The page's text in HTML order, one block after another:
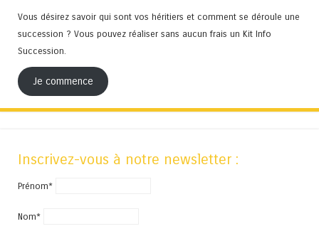
Vous désirez savoir qui sont vos héritiers et comment se déroule une
succession ? Vous pouvez réaliser sans aucun frais un Kit Info
Succession.
Je commence
Inscrivez-vous à notre newsletter :
Prénom*
Nom*